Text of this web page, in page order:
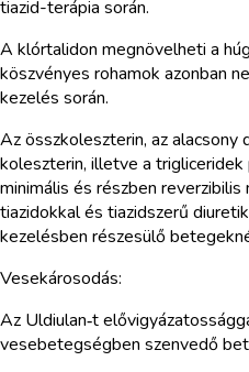
tiazid-terápia során.
A klórtalidon megnövelheti a
köszvényes rohamok azonban
kezelés során.
Az összkoleszterin, az alacsony
koleszterin, illetve a trigliceridek
minimális és részben
tiazidokkal és tiazidszerű
kezelésben részesülő
Vesekárosodás:
Az Uldiulan‑t
vesebetegségben szenvedő